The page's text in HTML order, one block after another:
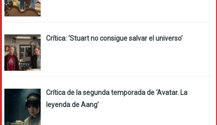
Crítica: ‘Stuart no consigue salvar el universo’
Crítica de la segunda temporada de ‘Avatar. La
leyenda de Aang’